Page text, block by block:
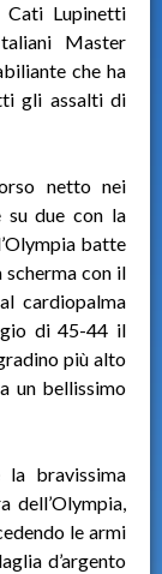
Cati Lupinetti
Master
che ha
gli assalti di
netto nei
due con la
batte
con il
cardiopalma
di 45-44 il
più alto
un bellissimo
la bravissima
dell’Olympia,
le armi
d’argento